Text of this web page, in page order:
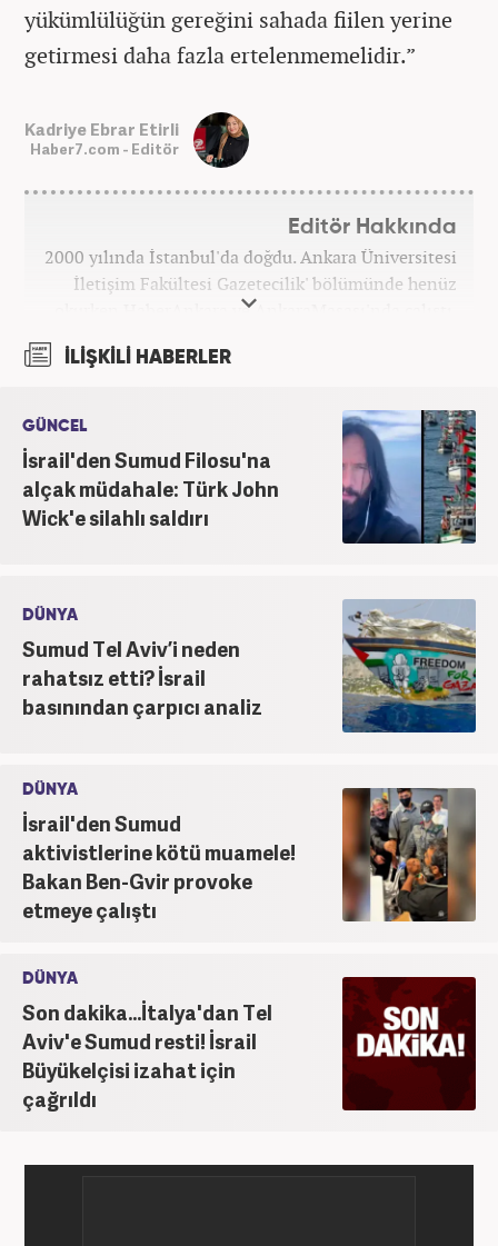
yükümlülüğün gereğini sahada fiilen yerine
getirmesi daha fazla ertelenmemelidir.”
Kadriye Ebrar Etirli
Haber7.com - Editör
Editör Hakkında
2000 yılında İstanbul'da doğdu. Ankara Üniversitesi
İletişim Fakültesi Gazetecilik' bölümünde henüz
okurken HaberAnkara ve AnkaraMasası'nda çalıştı.
2022 yılındaki mezuniyetinin ardından Beyaz TV'de
'Haber Editörü' pozisyonunda görev aldı. 2024
Editörü kariyerine devam etmektedir.
İLİŞKİLİ HABERLER
GÜNCEL
İsrail'den Sumud Filosu'na
alçak müdahale: Türk John
Wick'e silahlı saldırı
DÜNYA
Sumud Tel Aviv’i neden
rahatsız etti? İsrail
basınından çarpıcı analiz
DÜNYA
İsrail'den Sumud
aktivistlerine kötü muamele!
Bakan Ben-Gvir provoke
etmeye çalıştı
DÜNYA
Son dakika...İtalya'dan Tel
Aviv'e Sumud resti! İsrail
Büyükelçisi izahat için
çağrıldı